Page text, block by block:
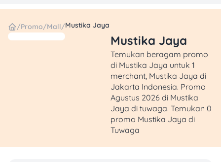
/Promo/Mall/Mustika Jaya
Mustika Jaya
Temukan beragam promo
di Mustika Jaya untuk 1
merchant, Mustika Jaya di
Jakarta Indonesia. Promo
Agustus 2026 di Mustika
Jaya di tuwaga. Temukan 0
promo Mustika Jaya di
Tuwaga